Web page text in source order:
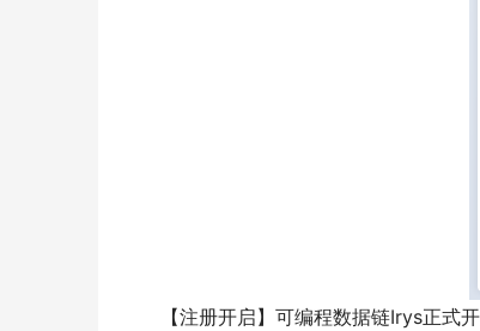
【注册开启】可编程数据链Irys正式